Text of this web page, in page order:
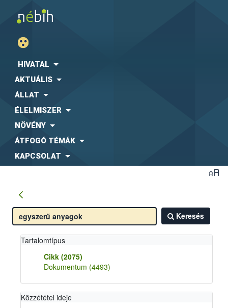
HIVATAL
AKTUÁLIS
ÁLLAT
ÉLELMISZER
NÖVÉNY
ÁTFOGÓ TÉMÁK
KAPCSOLAT
Keresés
Tartalomtípus
Cikk (2075)
Dokumentum (4493)
Közzététel ideje